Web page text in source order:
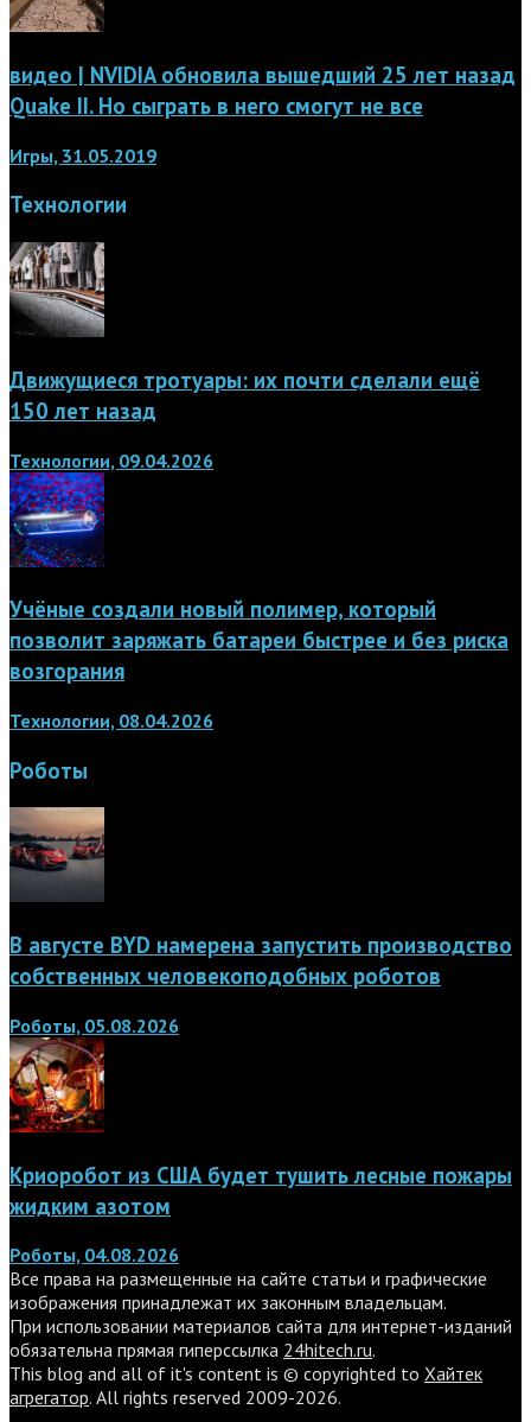
видео | NVIDIA обновила вышедший 25 лет назад
Quake II. Но сыграть в него смогут не все
Игры, 31.05.2019
Технологии
Движущиеся тротуары: их почти сделали ещё
150 лет назад
Технологии, 09.04.2026
Учёные создали новый полимер, который
позволит заряжать батареи быстрее и без риска
возгорания
Технологии, 08.04.2026
Роботы
В августе BYD намерена запустить производство
собственных человекоподобных роботов
Роботы, 05.08.2026
Криоробот из США будет тушить лесные пожары
жидким азотом
Роботы, 04.08.2026
Все права на размещенные на сайте статьи и графические
изображения принадлежат их законным владельцам.
При использовании материалов сайта для интернет-изданий
обязательна прямая гиперссылка 24hitech.ru.
This blog and all of it's content is © copyrighted to Хайтек
агрегатор. All rights reserved 2009-2026.